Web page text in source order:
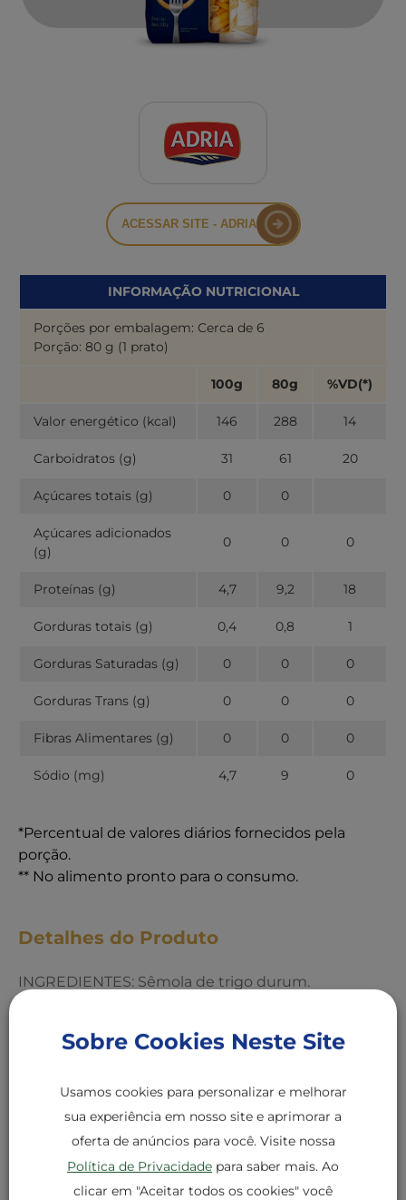
ACESSAR SITE - ADRIA
INFORMAÇÃO NUTRICIONAL
Porções por embalagem: Cerca de 6
Porção: 80 g (1 prato)
100g 80g %VD(*)
Valor energético (kcal) 146 288 14
Carboidratos (g) 31 61 20
Açúcares totais (g) 0 0
Açúcares adicionados
(g)
0 0 0
Proteínas (g) 4,7 9,2 18
Gorduras totais (g) 0,4 0,8 1
Gorduras Saturadas (g) 0 0 0
Gorduras Trans (g) 0 0 0
Fibras Alimentares (g) 0 0 0
Sódio (mg) 4,7 9 0
*Percentual de valores diários fornecidos pela
porção.
** No alimento pronto para o consumo.
Detalhes do Produto
INGREDIENTES: Sêmola de trigo durum.
DERIVADOS DE TRIGO. PODE CONTER AVEIA,
Outros Produtos de Massas
Sobre Cookies Neste Site
Usamos cookies para personalizar e melhorar
sua experiência em nosso site e aprimorar a
oferta de anúncios para você. Visite nossa
Política de Privacidade para saber mais. Ao
clicar em "Aceitar todos os cookies" você